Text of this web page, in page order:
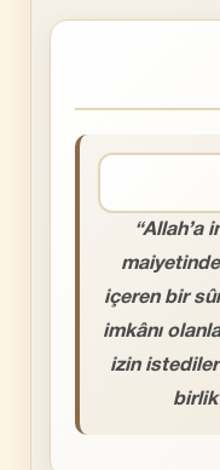
“Allah’a
içeren bir
imkânı
izin istediler